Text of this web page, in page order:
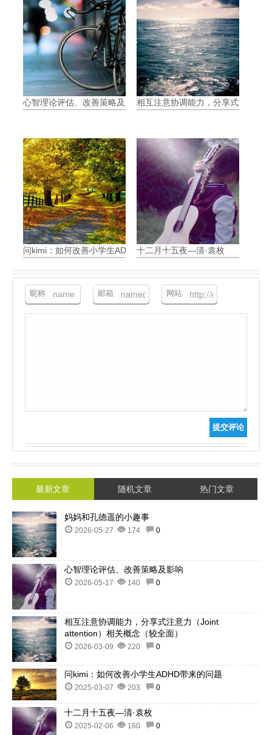
心智理论评估、改善策略及影响相互注意协调能力，分享式注意力
问kimi：如何改善小学生ADHD带来的问题十二月十五夜—清·袁枚
昵称 邮箱 网站
提交评论
最新文章 随机文章 热门文章
妈妈和孔德遥的小趣事
2026-05-27 174 0
心智理论评估、改善策略及影响
2026-05-17 140 0
相互注意协调能力，分享式注意力（Joint
attention）相关概念（较全面）
2026-03-09 220 0
问kimi：如何改善小学生ADHD带来的问题
2025-03-07 203 0
十二月十五夜—清·袁枚
2025-02-06 160 0